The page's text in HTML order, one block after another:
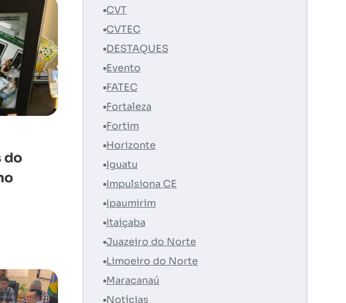
do
CVT
CVTEC
DESTAQUES
Evento
FATEC
Fortaleza
Fortim
Horizonte
Iguatu
Impulsiona CE
Ipaumirim
Itaiçaba
Juazeiro do Norte
Limoeiro do Norte
Maracanaú
Notícias